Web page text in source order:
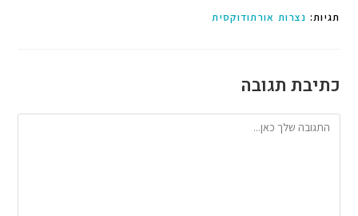
תגיות:נצרות אורתודוקסית
כתיבת תגובה